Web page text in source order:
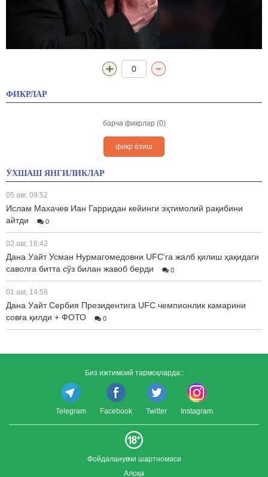
0
ФИКРЛАР
барча фикрлар (0)
фикр ёзиш
ЎХШАШ ЯНГИЛИКЛАР
05 авг, 09:52
Ислам Махачев Иан Гарридан кейинги эҳтимолий рақибини
айтди
0
02 авг, 16:42
Дана Уайт Усман Нурмагомедовни UFC'га жалб қилиш ҳақидаги
саволга битта сўз билан жавоб берди
0
01 авг, 14:58
Дана Уайт Сербия Президентига UFC чемпионлик камарини
совға қилди + ФОТО
0
Биз ижтимоий тармоқларда::
Telegram Facebook Twitter Instagram
Фойдаланувчи шартномаси
Алоқа